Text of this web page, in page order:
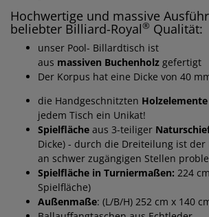
Hochwertige und massive
beliebter Billiard-Royal® Qualität:
unser Pool- Billardtisch ist
aus massiven Buchenholz gefertigt
Der Korpus hat eine Dicke von 40
die Handgeschnitzten Holzelemente
jedem Tisch ein Unikat!
Spielfläche aus 3-teiliger
Dicke) - durch die Dreiteilung ist
an schwer zugängigen Stellen
Spielfläche in Turniermaßen: 224
Spielfläche)
Außenmaße: (L/B/H) 252 cm x 140